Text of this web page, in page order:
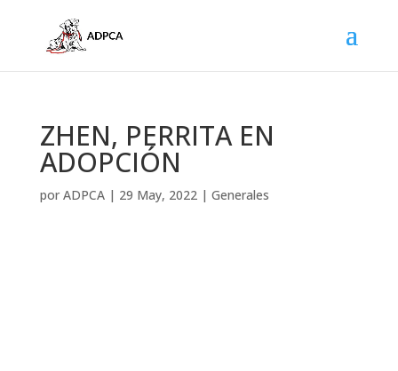
ZHEN, PERRITA EN
ADOPCIÓN
por ADPCA| 29 May, 2022| Generales